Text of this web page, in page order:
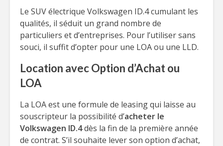
Le SUV électrique Volkswagen ID.4 cumulant les
qualités, il séduit un grand nombre de
particuliers et d’entreprises. Pour l’utiliser sans
souci, il suffit d’opter pour une LOA ou une LLD.
Location avec Option d’Achat ou
LOA
La LOA est une formule de leasing qui laisse au
souscripteur la possibilité d’acheter le
Volkswagen ID.4dès la fin de la première année
de contrat. S’il souhaite lever son option d’achat,